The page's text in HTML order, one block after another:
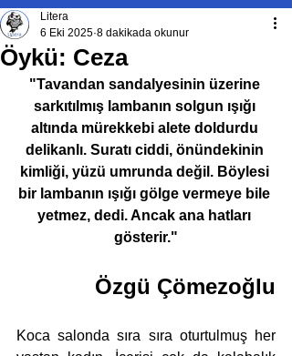
Öykü: Ceza
Litera
6 Eki 2025 8 dakikada okunur
"Tavandan sandalyesinin üzerine
sarkıtılmış lambanın solgun ışığı
altında mürekkebi alete doldurdu
delikanlı. Suratı ciddi, önündekinin
kimliği, yüzü umrunda değil. Böylesi
bir lambanın ışığı gölge vermeye bile
yetmez, dedi. Ancak ana hatları
gösterir."
Özgü Çömezoğlu
Koca salonda sıra sıra oturtulmuş her